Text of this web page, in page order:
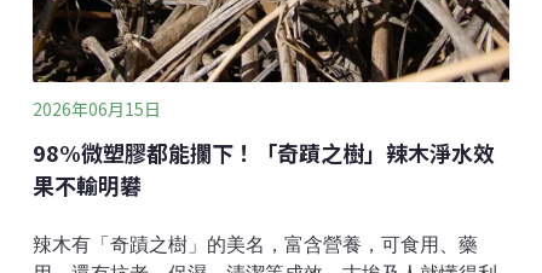
2026年06月15日
98%微塑膠都能攔下！「奇蹟之樹」辣木淨水效
果不輸明礬
辣木有「奇蹟之樹」的美名，富含營養，可食用、藥